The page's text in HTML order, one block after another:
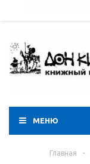
МЕНЮ
Главная -